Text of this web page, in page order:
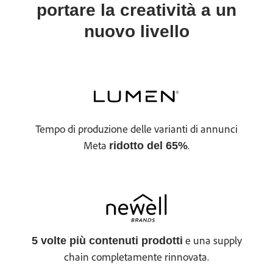
portare la creatività a un
nuovo livello
Tempo di produzione delle varianti di annunci
Meta ridotto del 65%.
5 volte più contenuti prodotti e una supply
chain completamente rinnovata.